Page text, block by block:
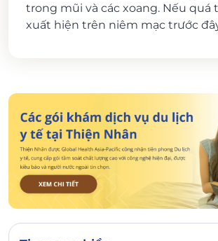
trong mũi và các xoang. Nếu quá
xuất hiện trên niêm mạc trước